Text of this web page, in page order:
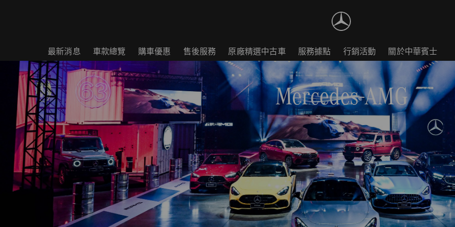
最新消息 車款總覽 購車優惠 售後服務 原廠精選中古車 服務據點 行銷活動 關於中華賓士
Mercedes-AMG